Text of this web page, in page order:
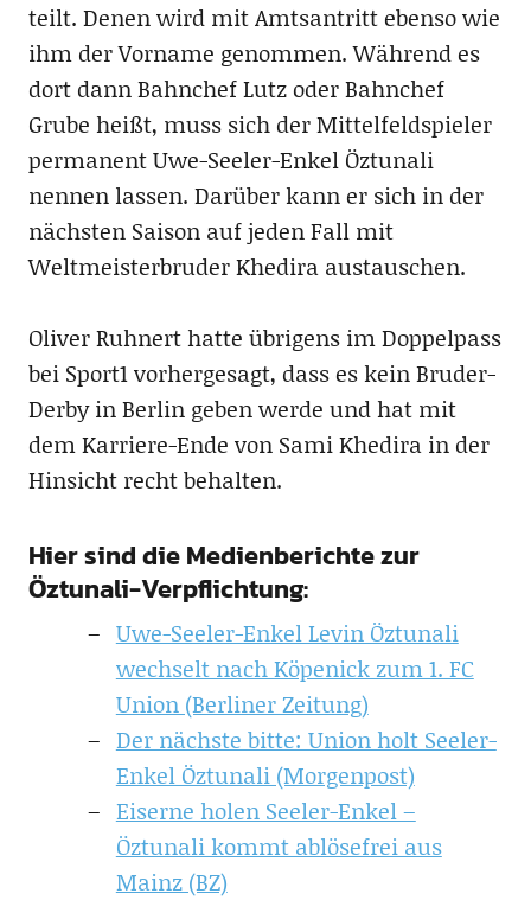
teilt. Denen wird mit Amtsantritt ebenso wie
ihm der Vorname genommen. Während es
dort dann Bahnchef Lutz oder Bahnchef
Grube heißt, muss sich der Mittelfeldspieler
permanent Uwe-Seeler-Enkel Öztunali
nennen lassen. Darüber kann er sich in der
nächsten Saison auf jeden Fall mit
Weltmeisterbruder Khedira austauschen.
Oliver Ruhnert hatte übrigens im Doppelpass
bei Sport1 vorhergesagt, dass es kein Bruder-
Derby in Berlin geben werde und hat mit
dem Karriere-Ende von Sami Khedira in der
Hinsicht recht behalten.
Hier sind die Medienberichte zur
Öztunali-Verpflichtung:
Uwe-Seeler-Enkel Levin Öztunali
wechselt nach Köpenick zum 1. FC
Union (Berliner Zeitung)
Der nächste bitte: Union holt Seeler-
Enkel Öztunali (Morgenpost)
Eiserne holen Seeler-Enkel –
Öztunali kommt ablösefrei aus
Mainz (BZ)